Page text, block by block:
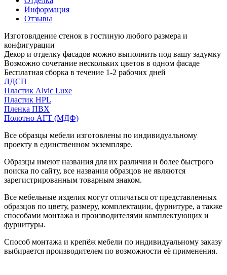
Информация
Отзывы
Изготовлдение стенок в гостиную любого размера и
конфигурации
Декор и отделку фасадов можно выполнить под вашу задумку
Возможно сочетание нескольких цветов в одном фасаде
Бесплатная сборка в течение 1-2 рабочих дней
ЛДСП
Пластик Alvic Luxe
Пластик HPL
Пленка ПВХ
Полотно АГТ (МДФ)
Все образцы мебели изготовлены по индивидуальному
проекту в единственном экземпляре.
Образцы имеют названия для их различия и более быстрого
поиска по сайту, все названия образцов не являются
зарегистрированным товарным знаком.
Все мебельные изделия могут отличаться от представленных
образцов по цвету, размеру, комплектации, фурнитуре, а также
способами монтажа и производителями комплектующих и
фурнитуры.
Способ монтажа и крепёж мебели по индивидуальному заказу
выбирается производителем по возможности её применения.